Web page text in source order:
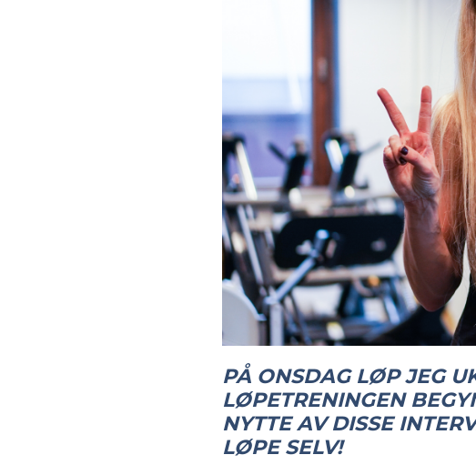
PÅ ONSDAG LØP JEG
LØPETRENINGEN
NYTTE AV DISSE
LØPE SELV!